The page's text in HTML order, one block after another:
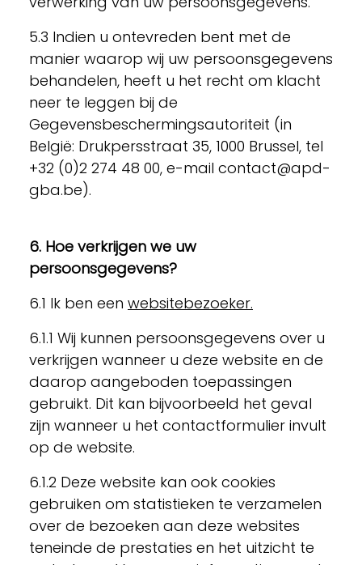
5.3 Indien u ontevreden bent met de
manier waarop wij uw persoonsgegevens
behandelen, heeft u het recht om klacht
neer te leggen bij de
Gegevensbeschermingsautoriteit (in
België: Drukpersstraat 35, 1000 Brussel, tel
+32 (0)2 274 48 00, e-mail contact@apd-
gba.be).
6. Hoe verkrijgen we uw
persoonsgegevens?
6.1 Ik ben een websitebezoeker.
6.1.1 Wij kunnen persoonsgegevens over u
verkrijgen wanneer u deze website en de
daarop aangeboden toepassingen
gebruikt. Dit kan bijvoorbeeld het geval
zijn wanneer u het contactformulier invult
op de website.
6.1.2 Deze website kan ook cookies
gebruiken om statistieken te verzamelen
over de bezoeken aan deze websites
teneinde de prestaties en het uitzicht te